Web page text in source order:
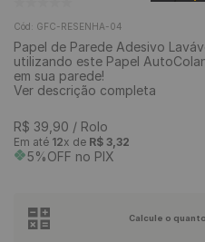
Cód: GFC-RESENHA-04
Papel de Parede Adesivo
utilizando este Papel
em sua parede!
Ver descrição completa
R$ 39 90 / Rolo
Em até 12x de R$ 3,32
5%OFF no PIX
Calcule o
10º piso vinílico